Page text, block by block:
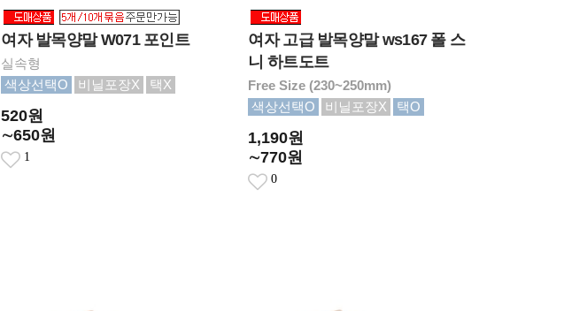
여자 발목양말 W071 포인트
실속형
색상선택O
비닐포장X 택X
520원
∼650원
1
여자 고급 발목양말 ws167 폴 스
니 하트도트
Free Size (230~250mm)
색상선택O
비닐포장X 택O
1,190원
∼770원
0